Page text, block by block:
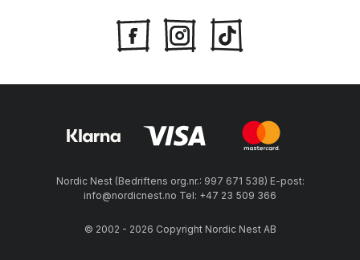
Nordic Nest (Bedriftens org.nr.: 997 671 538) E-post:
info@nordicnest.no Tel: +47 23 509 366
© 2002 - 2026 Copyright Nordic Nest AB